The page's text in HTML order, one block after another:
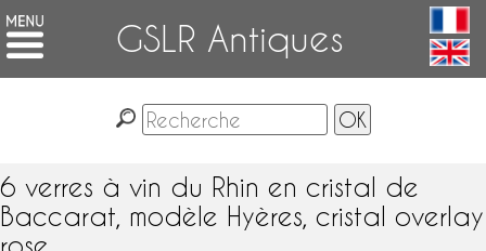
GSLR Antiques
6 verres à vin du Rhin en cristal de
Baccarat, modèle Hyères, cristal overlay
rose